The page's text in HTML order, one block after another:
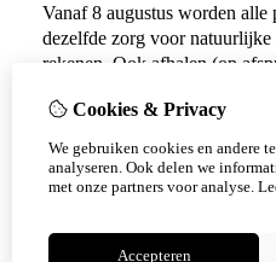
Cookies & Privacy
We gebruiken cookies en andere
analyseren. Ook delen we
met onze partners voor analyse.
Accepteren
Vanaf 8 augustus worden alle
dezelfde zorg voor
rekenen. Ook afhalen (op
Vanaf 17 augustus zijn alle
Scherpenisse) weer geopend.